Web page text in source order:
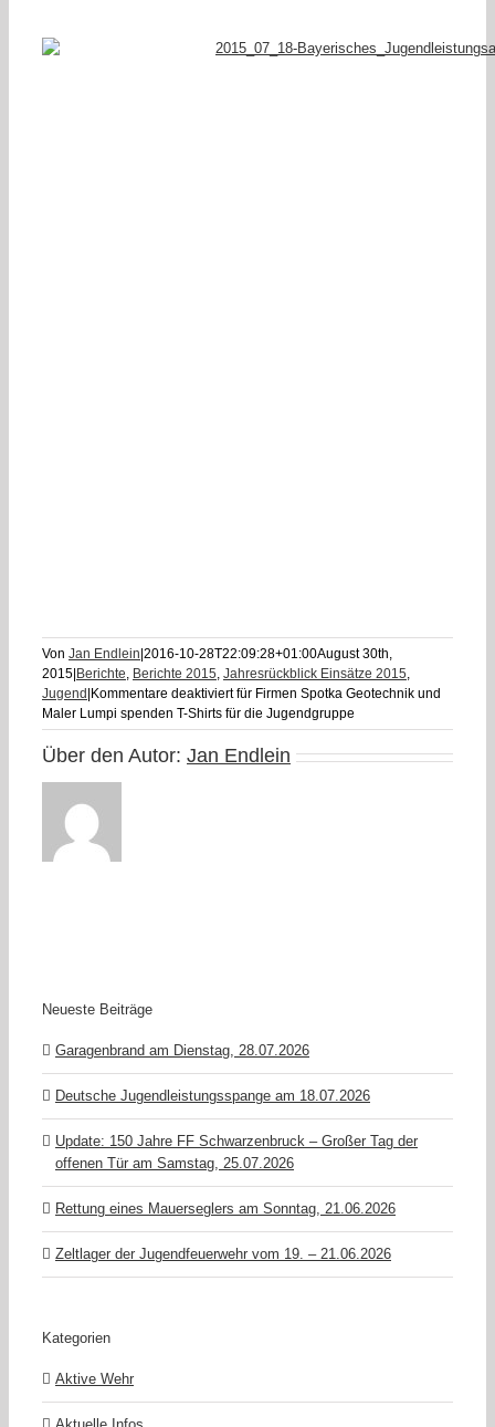
Von Jan Endlein 2016-10-28T22:09:28+01:00August 30th,
2015 Berichte, Berichte 2015, Jahresrückblick Einsätze 2015,
Jugend Kommentare deaktiviertfür Firmen Spotka Geotechnik und
Maler Lumpi spenden T-Shirts für die Jugendgruppe
Über den Autor: Jan Endlein
Neueste Beiträge
Garagenbrand am Dienstag, 28.07.2026
Deutsche Jugendleistungsspange am 18.07.2026
Update: 150 Jahre FF Schwarzenbruck – Großer Tag der
offenen Tür am Samstag, 25.07.2026
Rettung eines Mauerseglers am Sonntag, 21.06.2026
Zeltlager der Jugendfeuerwehr vom 19. – 21.06.2026
Kategorien
Aktive Wehr